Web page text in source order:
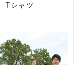
Tシャツ